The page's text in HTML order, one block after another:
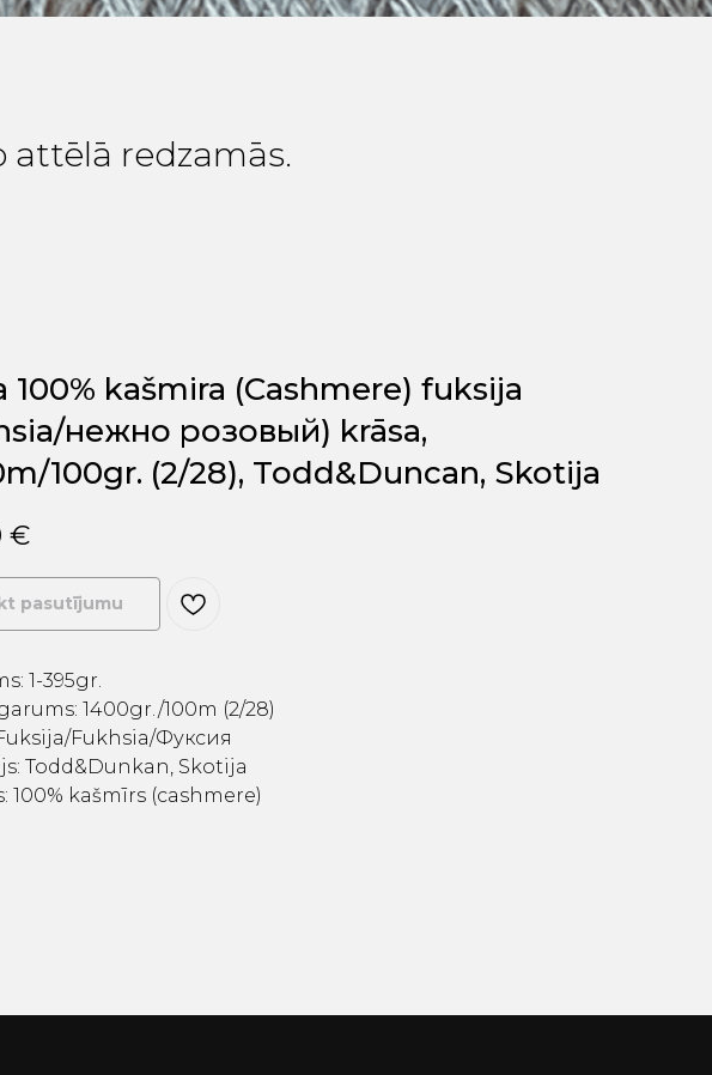
attēlā redzamās.
100% kašmira (Cashmere) fuksija
нежно розовый) krāsa,
100gr. (2/28), Todd&Duncan, Skotija
€
pasutījumu
1-395gr.
1400gr./100m (2/28)
Fukhsia/Фуксия
Todd&Dunkan, Skotija
100% kašmīrs (cashmere)